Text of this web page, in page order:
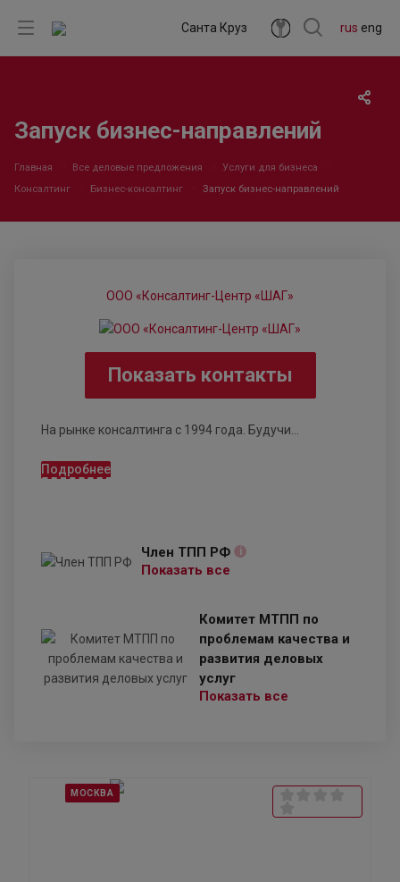
rus eng
Санта Круз
Запуск бизнес-направлений
Главная Все деловые предложения
Услуги для бизнеса
Консалтинг
Бизнес-консалтинг Запуск бизнес-направлений
ООО «Консалтинг-Центр «ШАГ»
Показать контакты
На рынке консалтинга с 1994 года. Будучи...
Подробнее
Член ТПП РФ i
Показать все
Комитет МТПП по
проблемам качества и
развития деловых
услуг
Показать все
МОСКВА